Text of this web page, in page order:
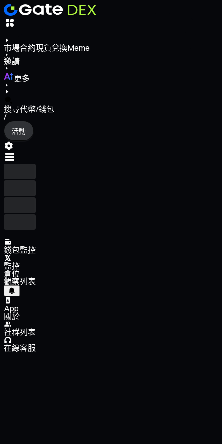
市場合約現貨兌換Meme
邀請
更多
搜尋代幣/錢包
/
活動
錢包監控
監控
倉位
觀察列表
App
關於
社群列表
在線客服